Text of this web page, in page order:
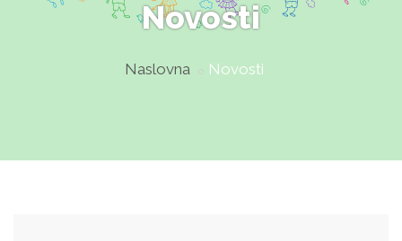
Novosti
Naslovna Novosti